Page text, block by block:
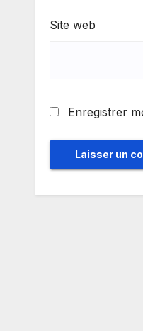
Site web
Enregistrer